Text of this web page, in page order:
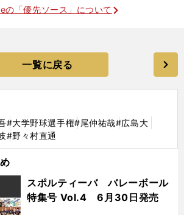
の「優先ソース」について
一覧に戻る
#大学野球選手権#尾仲祐哉#広島大
#野々村直通
スポルティーバ バレーボール
特集号 Vol.4 6月30日発売